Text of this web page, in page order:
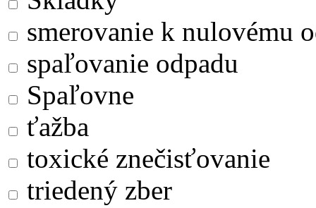
smerovanie k nulovému
spaľovanie odpadu
Spaľovne
ťažba
toxické znečisťovanie
triedený zber